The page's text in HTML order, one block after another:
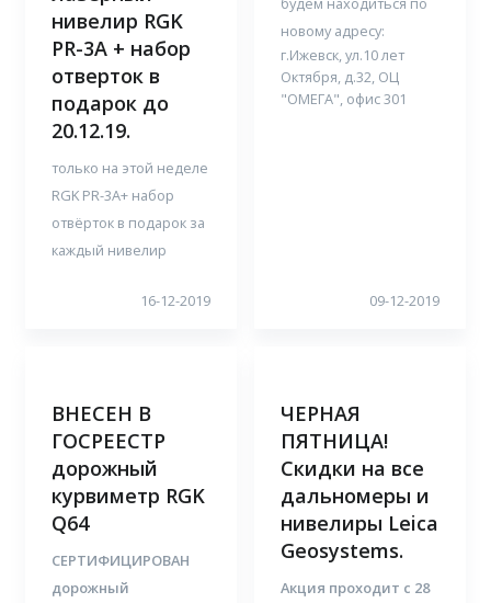
нивелир RGK
PR-3A + набор
отверток в
подарок до
20.12.19.
только на этой неделе
RGK PR-3A+ набор
отвёрток в подарок за
каждый нивелир
16-12-2019
новому адресу:
г.Ижевск, ул.10 лет
Октября, д.32, ОЦ
"ОМЕГА", офис 301
09-12-2019
ВНЕСЕН В
ГОСРЕЕСТР
дорожный
курвиметр RGK
Q64
СЕРТИФИЦИРОВАН
дорожный
ЧЕРНАЯ
ПЯТНИЦА!
Скидки на все
дальномеры и
нивелиры Leica
Geosystems.
Акция проходит с 28